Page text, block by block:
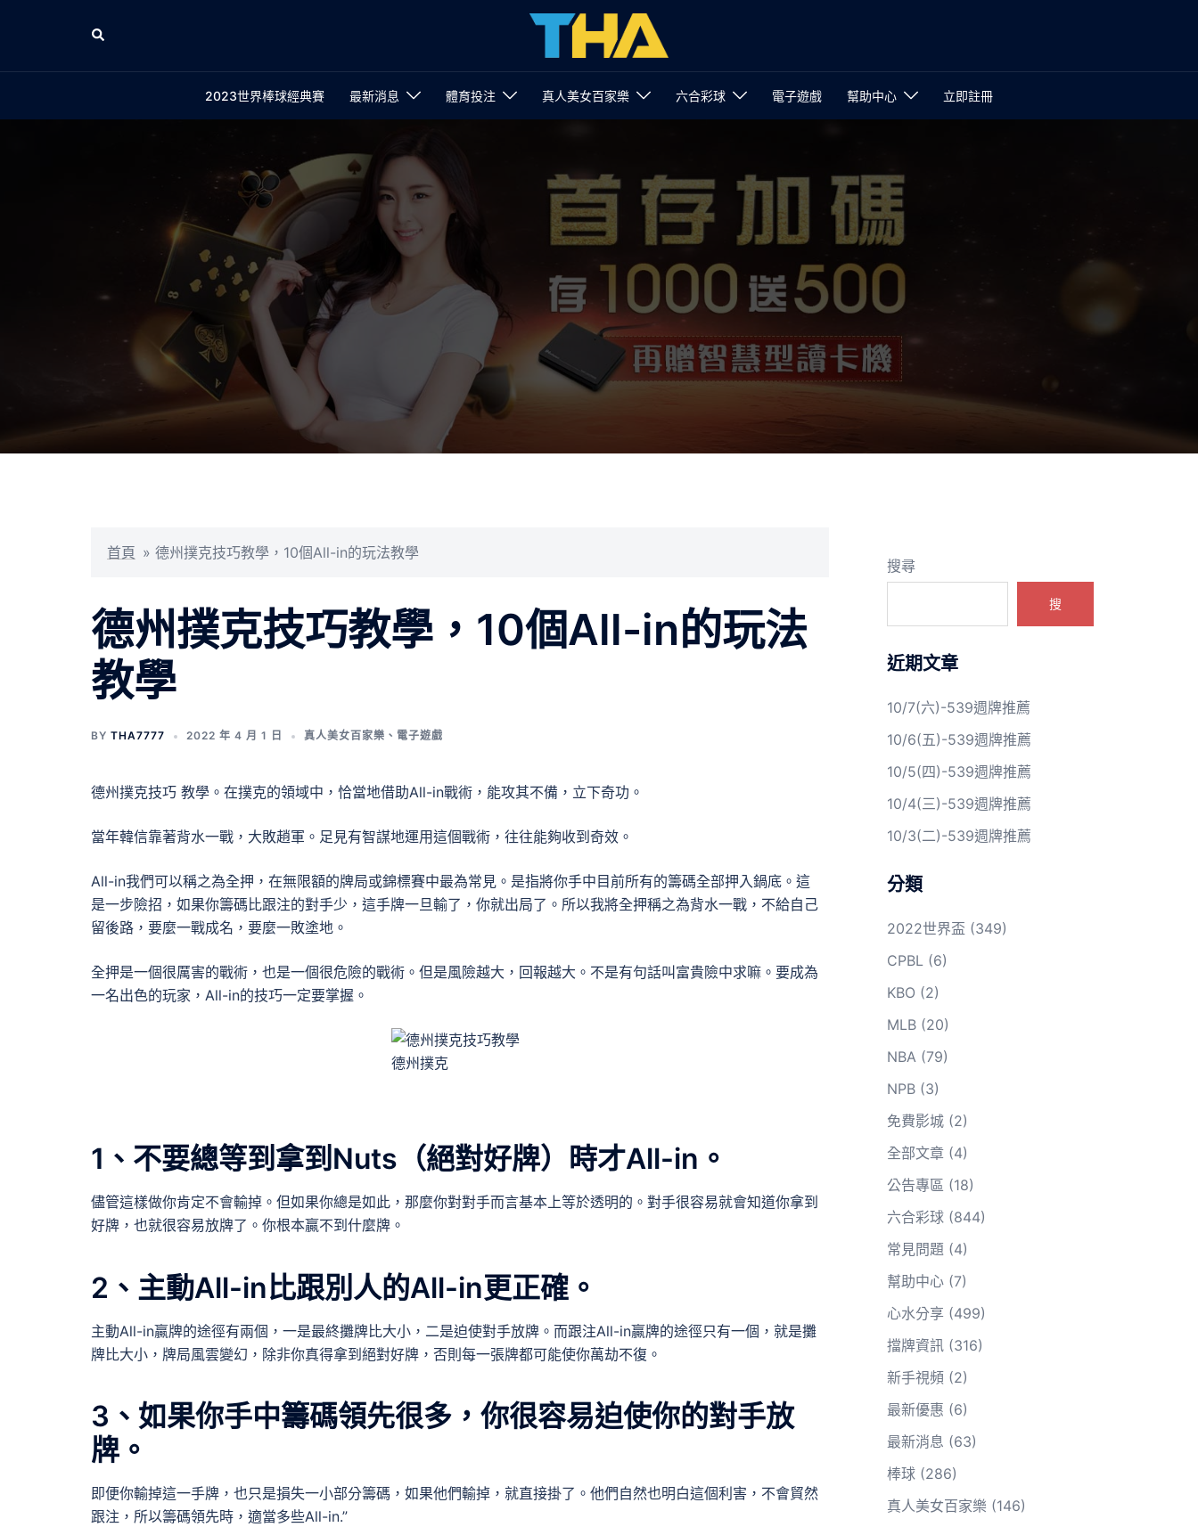
Search
2023世界棒球經典賽 最新消息 體育投注 真人美女百家樂 六合彩球 電子遊戲 幫助中心 立即註冊
首頁 » 德州撲克技巧教學，10個All-in的玩法教學
德州撲克技巧教學，10個All-in的玩法
教學
BY THA7777 2022 年 4 月 1 日 真人美女百家樂 、 電子遊戲
德州撲克技巧 教學。在撲克的領域中，恰當地借助All-in戰術，能攻其不備，立下奇功。
當年韓信靠著背水一戰，大敗趙軍。足見有智謀地運用這個戰術，往往能夠收到奇效。
All-in我們可以稱之為全押，在無限額的牌局或錦標賽中最為常見。是指將你手中目前所有的籌碼全部押入鍋底。這
是一步險招，如果你籌碼比跟注的對手少，這手牌一旦輸了，你就出局了。所以我將全押稱之為背水一戰，不給自己
留後路，要麼一戰成名，要麼一敗塗地。
全押是一個很厲害的戰術，也是一個很危險的戰術。但是風險越大，回報越大。不是有句話叫富貴險中求嘛。要成為
一名出色的玩家，All-in的技巧一定要掌握。
德州撲克
1、不要總等到拿到Nuts（絕對好牌）時才All-in。
儘管這樣做你肯定不會輸掉。但如果你總是如此，那麼你對對手而言基本上等於透明的。對手很容易就會知道你拿到
好牌，也就很容易放牌了。你根本贏不到什麼牌。
2、主動All-in比跟別人的All-in更正確。
主動All-in贏牌的途徑有兩個，一是最終攤牌比大小，二是迫使對手放牌。而跟注All-in贏牌的途徑只有一個，就是攤
牌比大小，牌局風雲變幻，除非你真得拿到絕對好牌，否則每一張牌都可能使你萬劫不復。
3、如果你手中籌碼領先很多，你很容易迫使你的對手放
牌。
即便你輸掉這一手牌，也只是損失一小部分籌碼，如果他們輸掉，就直接掛了。他們自然也明白這個利害，不會貿然
跟注，所以籌碼領先時，適當多些All-in.”
搜尋
搜
近期文章
10/7(六)-539週牌推薦
10/6(五)-539週牌推薦
10/5(四)-539週牌推薦
10/4(三)-539週牌推薦
10/3(二)-539週牌推薦
分類
2022世界盃 (349)
CPBL(6)
KBO (2)
MLB(20)
NBA(79)
NPB(3)
免費影城(2)
全部文章(4)
公告專區 (18)
六合彩球(844)
常見問題 (4)
幫助中心(7)
心水分享(499)
擋牌資訊(316)
新手視頻(2)
最新優惠 (6)
最新消息 (63)
棒球(286)
真人美女百家樂 (146)